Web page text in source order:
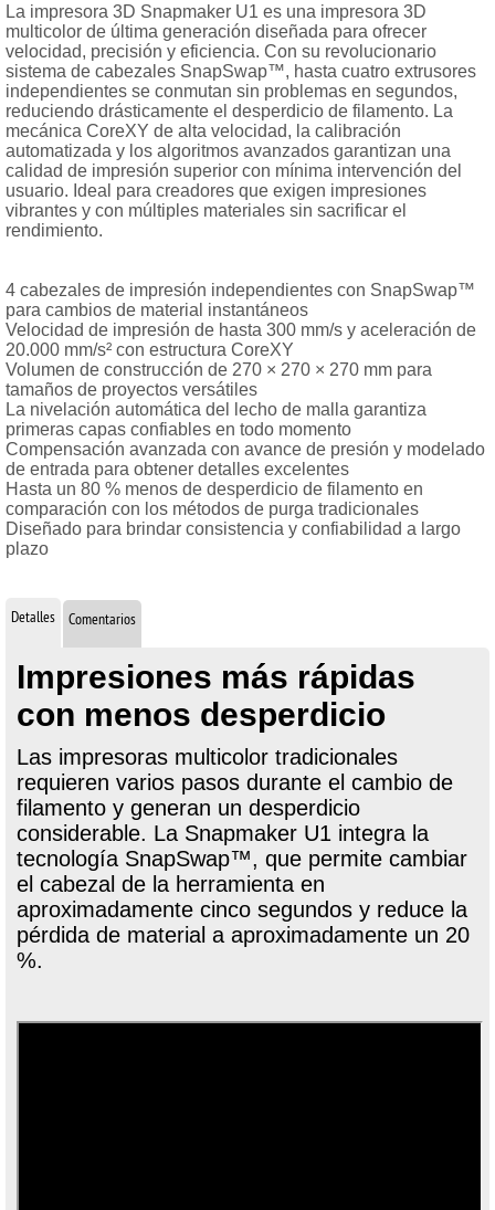
La impresora 3D Snapmaker U1 es una impresora 3D
multicolor de última generación diseñada para ofrecer
velocidad, precisión y eficiencia. Con su revolucionario
sistema de cabezales SnapSwap™, hasta cuatro extrusores
independientes se conmutan sin problemas en segundos,
reduciendo drásticamente el desperdicio de filamento. La
mecánica CoreXY de alta velocidad, la calibración
automatizada y los algoritmos avanzados garantizan una
calidad de impresión superior con mínima intervención del
usuario. Ideal para creadores que exigen impresiones
vibrantes y con múltiples materiales sin sacrificar el
rendimiento.
4 cabezales de impresión independientes con SnapSwap™
para cambios de material instantáneos
Velocidad de impresión de hasta 300 mm/s y aceleración de
20.000 mm/s² con estructura CoreXY
Volumen de construcción de 270 × 270 × 270 mm para
tamaños de proyectos versátiles
La nivelación automática del lecho de malla garantiza
primeras capas confiables en todo momento
Compensación avanzada con avance de presión y modelado
de entrada para obtener detalles excelentes
Hasta un 80 % menos de desperdicio de filamento en
comparación con los métodos de purga tradicionales
Diseñado para brindar consistencia y confiabilidad a largo
plazo
Detalles Comentarios
Impresiones más rápidas
con menos desperdicio
Las impresoras multicolor tradicionales
requieren varios pasos durante el cambio de
filamento y generan un desperdicio
considerable. La Snapmaker U1 integra la
tecnología SnapSwap™, que permite cambiar
el cabezal de la herramienta en
aproximadamente cinco segundos y reduce la
pérdida de material a aproximadamente un 20
%.